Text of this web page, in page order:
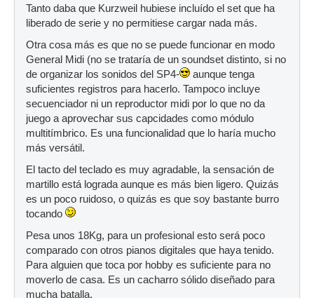
Tanto daba que Kurzweil hubiese incluído el set que ha
liberado de serie y no permitiese cargar nada más.
Otra cosa más es que no se puede funcionar en modo
General Midi (no se trataría de un soundset distinto, si no
de organizar los sonidos del SP4-
aunque tenga
suficientes registros para hacerlo. Tampoco incluye
secuenciador ni un reproductor midi por lo que no da
juego a aprovechar sus capcidades como módulo
multitímbrico. Es una funcionalidad que lo haría mucho
más versátil.
El tacto del teclado es muy agradable, la sensación de
martillo está lograda aunque es más bien ligero. Quizás
es un poco ruidoso, o quizás es que soy bastante burro
tocando
Pesa unos 18Kg, para un profesional esto será poco
comparado con otros pianos digitales que haya tenido.
Para alguien que toca por hobby es suficiente para no
moverlo de casa. Es un cacharro sólido diseñado para
mucha batalla.